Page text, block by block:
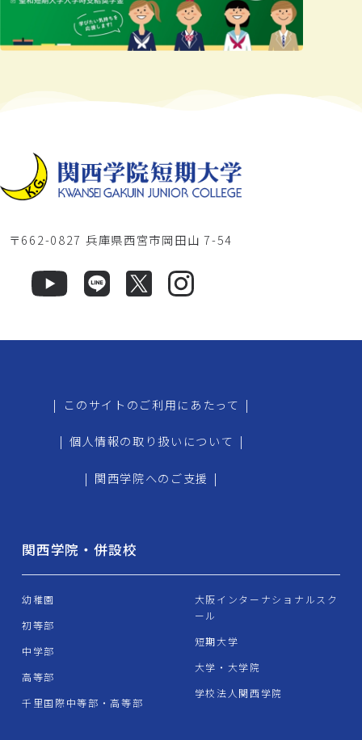
〒662-0827 兵庫県西宮市岡田山 7-54
| このサイトのご利用にあたって |
| 個人情報の取り扱いについて |
| 関西学院へのご支援 |
関西学院・併設校
幼稚園
初等部
中学部
高等部
千里国際中等部・高等部
大阪インターナショナルスク
ール
短期大学
大学・大学院
学校法人関西学院